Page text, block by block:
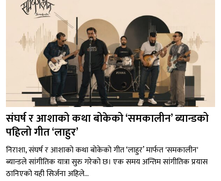
संघर्ष र आशाको कथा बोकेको ‘समकालीन’ ब्यान्डको
पहिलो गीत ‘लाहुर’
निराशा, संघर्ष र आशाको कथा बोकेको गीत ‘लाहुर’ मार्फत 'समकालीन'
ब्यान्डले सांगीतिक यात्रा सुरु गरेको छ। एक समय अन्तिम सांगीतिक प्रयास
ठानिएको यही सिर्जना अहिले...